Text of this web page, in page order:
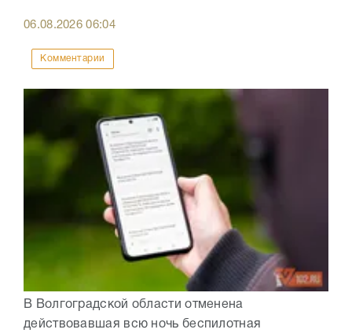
06.08.202606:04
Комментарии
В Волгоградской области отменена
действовавшая всю ночь беспилотная